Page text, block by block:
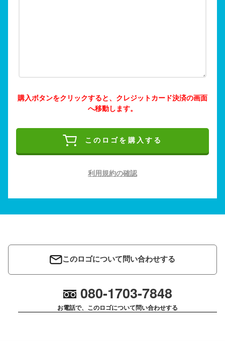
購入ボタンをクリックすると、クレジットカード決済の画面
へ移動します。
このロゴを購入する
利用規約の確認
このロゴについて問い合わせする
080-1703-7848
お電話で、このロゴについて問い合わせする